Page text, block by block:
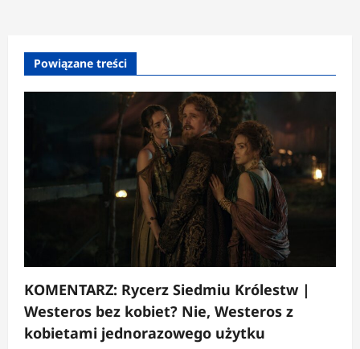
Powiązane treści
KOMENTARZ: Rycerz Siedmiu Królestw |
Westeros bez kobiet? Nie, Westeros z
kobietami jednorazowego użytku